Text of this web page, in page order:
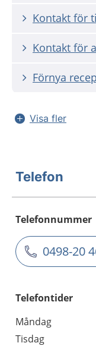
Kontakt för
Kontakt för
Förnya
Visa fler
Telefon
Telefonnummer
0498-20
Telefontider
Måndag
Tisdag